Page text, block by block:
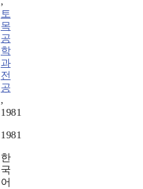
토
목
공
학
과
전
공
,
1981
1981
한
국
어